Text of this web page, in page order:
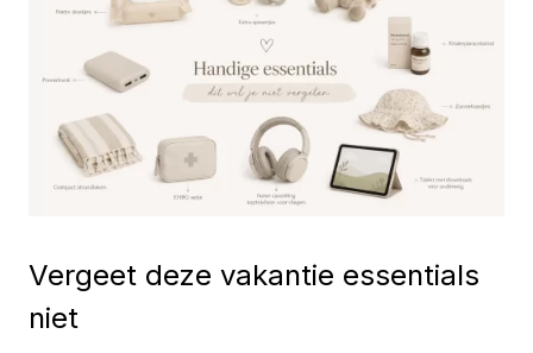
Vergeet deze vakantie essentials
niet